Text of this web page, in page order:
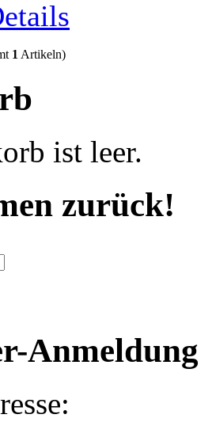
1 Artikeln)
ist leer.
zurück!
Anmeldung